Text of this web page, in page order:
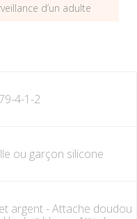
d’un adulte
4-1-2
ou garçon silicone
argent - Attache doudou